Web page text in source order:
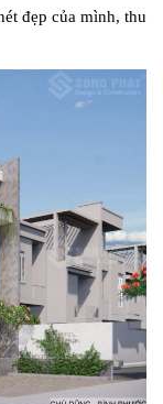
đẹp của mình, thu